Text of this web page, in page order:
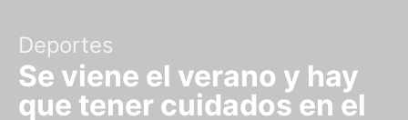
Deportes
Se viene el verano y hay
que tener cuidados en el